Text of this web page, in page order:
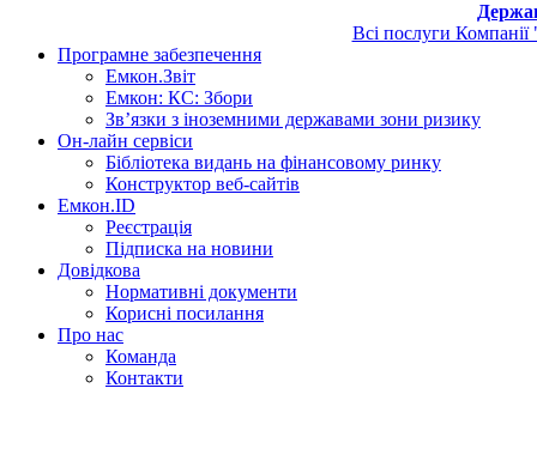
Всі послуги
Програмне забезпечення
Емкон.Звіт
Емкон: КС: Збори
Зв’язки з іноземними державами зони ризику
Он-лайн сервіси
Бібліотека видань на фінансовому ринку
Конструктор веб-сайтів
Емкон.ID
Реєстрація
Підписка на новини
Довідкова
Нормативні документи
Корисні посилання
Про нас
Команда
Контакти